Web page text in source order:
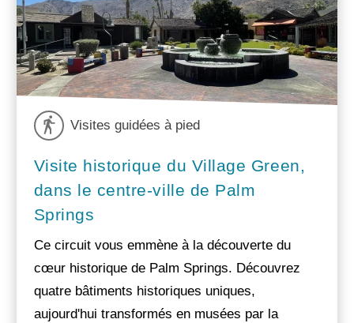
Visites guidées à pied
Visite historique du Village Green,
dans le centre-ville de Palm
Springs
Ce circuit vous emmène à la découverte du
cœur historique de Palm Springs. Découvrez
quatre bâtiments historiques uniques,
aujourd'hui transformés en musées par la